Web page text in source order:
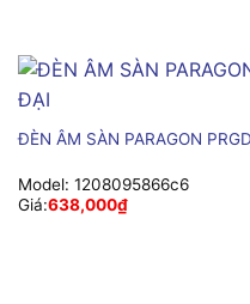
ĐÈN ÂM SÀN PARAGON
Model: 1208095866c6
Giá:638,000₫